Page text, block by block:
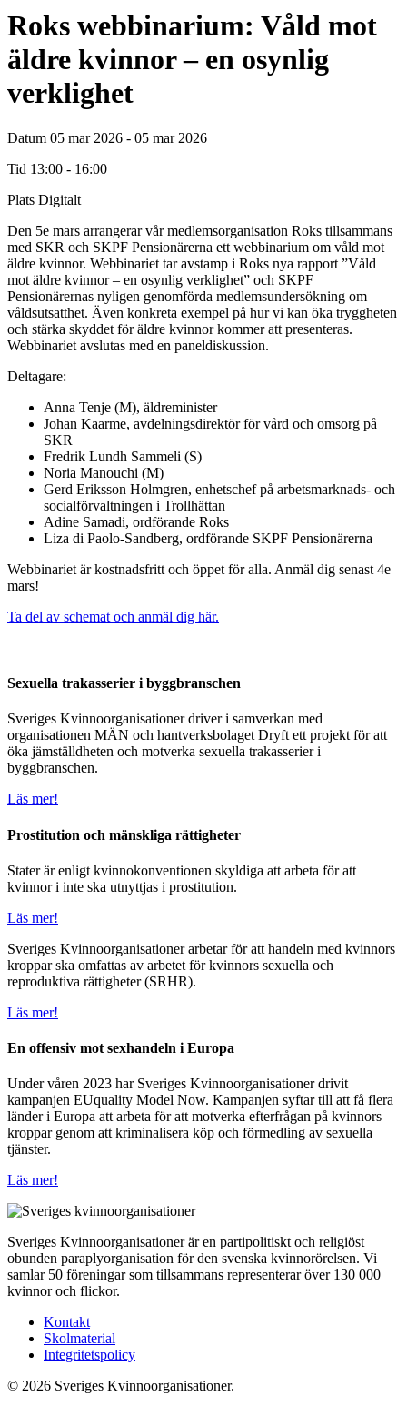
Roks webbinarium: Våld mot
äldre kvinnor – en osynlig
verklighet
Datum 05 mar 2026 - 05 mar 2026
Tid 13:00 - 16:00
Plats Digitalt
Den 5e mars arrangerar vår medlemsorganisation Roks tillsammans
med SKR och SKPF Pensionärerna ett webbinarium om våld mot
äldre kvinnor. Webbinariet tar avstamp i Roks nya rapport ”Våld
mot äldre kvinnor – en osynlig verklighet” och SKPF
Pensionärernas nyligen genomförda medlemsundersökning om
våldsutsatthet. Även konkreta exempel på hur vi kan öka tryggheten
och stärka skyddet för äldre kvinnor kommer att presenteras.
Webbinariet avslutas med en paneldiskussion.
Deltagare:
Anna Tenje (M), äldreminister
Johan Kaarme, avdelningsdirektör för vård och omsorg på
SKR
Fredrik Lundh Sammeli (S)
Noria Manouchi (M)
Gerd Eriksson Holmgren, enhetschef på arbetsmarknads- och
socialförvaltningen i Trollhättan
Adine Samadi, ordförande Roks
Liza di Paolo-Sandberg, ordförande SKPF Pensionärerna
Webbinariet är kostnadsfritt och öppet för alla. Anmäl dig senast 4e
mars!
Ta del av schemat och anmäl dig här.
Sexuella trakasserier i byggbranschen
Sveriges Kvinnoorganisationer driver i samverkan med
organisationen MÄN och hantverksbolaget Dryft ett projekt för att
öka jämställdheten och motverka sexuella trakasserier i
byggbranschen.
Läs mer!
Prostitution och mänskliga rättigheter
Stater är enligt kvinnokonventionen skyldiga att arbeta för att
kvinnor i inte ska utnyttjas i prostitution.
Läs mer!
Sveriges Kvinnoorganisationer arbetar för att handeln med kvinnors
kroppar ska omfattas av arbetet för kvinnors sexuella och
reproduktiva rättigheter (SRHR).
Läs mer!
En offensiv mot sexhandeln i Europa
Under våren 2023 har Sveriges Kvinnoorganisationer drivit
kampanjen EUquality Model Now. Kampanjen syftar till att få flera
länder i Europa att arbeta för att motverka efterfrågan på kvinnors
kroppar genom att kriminalisera köp och förmedling av sexuella
tjänster.
Läs mer!
Sveriges Kvinnoorganisationer är en partipolitiskt och religiöst
obunden paraplyorganisation för den svenska kvinnorörelsen. Vi
samlar 50 föreningar som tillsammans representerar över 130 000
kvinnor och flickor.
Kontakt
Skolmaterial
Integritetspolicy
© 2026 Sveriges Kvinnoorganisationer.